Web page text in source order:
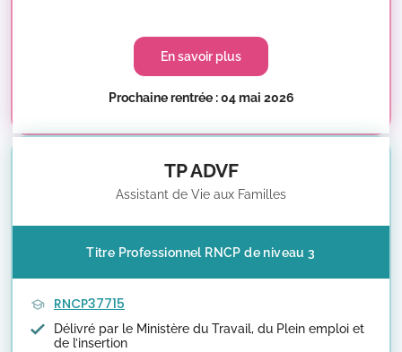
En savoir plus
Prochaine rentrée : 04 mai 2026
TP ADVF
Assistant de Vie aux Familles
Titre Professionnel RNCP de niveau 3
RNCP37715
Délivré par le Ministère du Travail, du Plein emploi et
de l’insertion